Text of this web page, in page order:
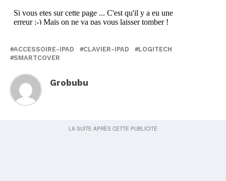
ACCESSOIRE-IPAD CLAVIER-IPAD
LOGITECH
SMARTCOVER
Grobubu